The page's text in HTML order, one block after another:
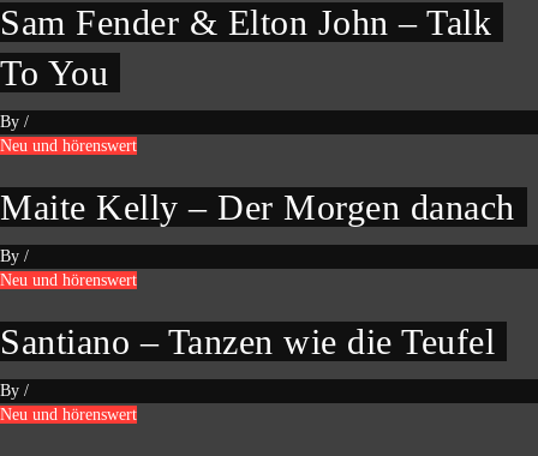
Sam Fender & Elton John – Talk
To You
By /
Neu und hörenswert
Maite Kelly – Der Morgen danach
By /
Neu und hörenswert
Santiano – Tanzen wie die Teufel
By /
Neu und hörenswert